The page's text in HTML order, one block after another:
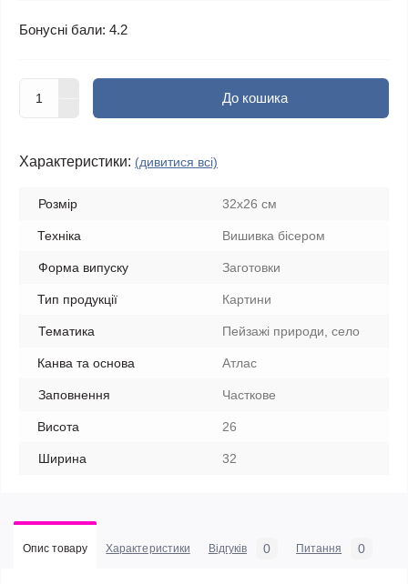
Бонусні бали: 4.2
До кошика
Характеристики: (дивитися всі)
Розмір 32х26 см
Техніка Вишивка бісером
Форма випуску Заготовки
Тип продукції Картини
Тематика Пейзажі природи, село
Канва та основа Атлас
Заповнення Часткове
Висота 26
Ширина 32
Опис товару Характеристики Відгуків 0 Питання 0